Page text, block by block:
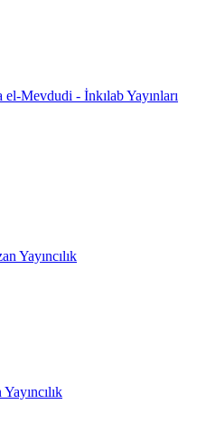
Mevdudi - İnkılab Yayınları